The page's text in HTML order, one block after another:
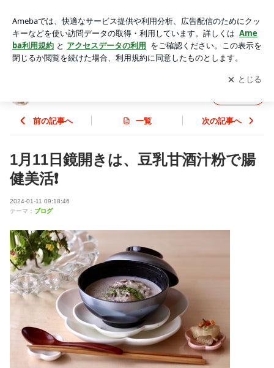
美人塾♪アプリをダウンロードして ブログの更新通知
を受け取りまし
ょう。
開く
前の記事へ 一覧 次の記事へ
1月11日鏡開きは、豆乳甘酒汁粉で腸
健美活❗️
2024-01-11 09:18:46
テーマ： ブログ